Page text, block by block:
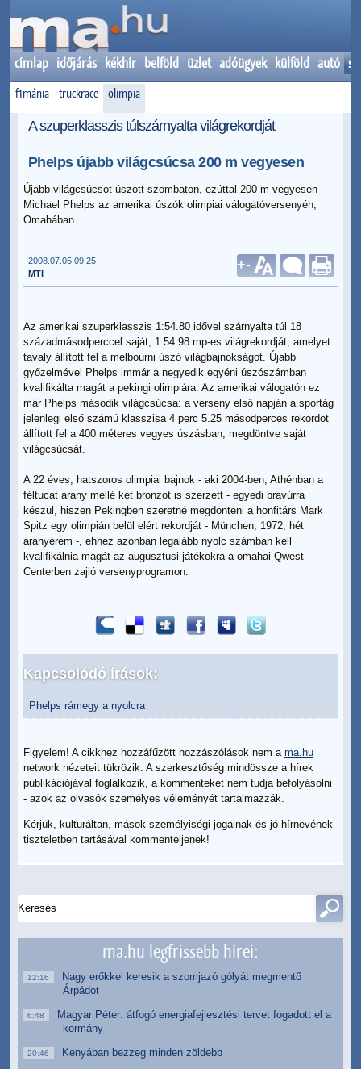
címlap időjárás kékhír belföld üzlet adóügyek külföld autó
f1mánia truckrace olimpia
A szuperklasszis túlszárnyalta világrekordját
Phelps újabb világcsúcsa 200 m vegyesen
Újabb világcsúcsot úszott szombaton, ezúttal 200 m vegyesen
Michael Phelps az amerikai úszók olimpiai válogatóversenyén,
Omahában.
2008.07.05 09:25
MTI
+-
Az amerikai szuperklasszis 1:54.80 idővel szárnyalta túl 18
századmásodperccel saját, 1:54.98 mp-es világrekordját, amelyet
tavaly állított fel a melbourni úszó világbajnokságot. Újabb
győzelmével Phelps immár a negyedik egyéni úszószámban
kvalifikálta magát a pekingi olimpiára. Az amerikai válogatón ez
már Phelps második világcsúcsa: a verseny első napján a sportág
jelenlegi első számú klasszisa 4 perc 5.25 másodperces rekordot
állított fel a 400 méteres vegyes úszásban, megdöntve saját
világcsúcsát.
A 22 éves, hatszoros olimpiai bajnok - aki 2004-ben, Athénban a
féltucat arany mellé két bronzot is szerzett - egyedi bravúrra
készül, hiszen Pekingben szeretné megdönteni a honfitárs Mark
Spitz egy olimpián belül elért rekordját - München, 1972, hét
aranyérem -, ehhez azonban legalább nyolc számban kell
kvalifikálnia magát az augusztusi játékokra a omahai Qwest
Centerben zajló versenyprogramon.
Kapcsolódó írások:
Phelps rámegy a nyolcra
Figyelem! A cikkhez hozzáfűzött hozzászólások nem a ma.hu
network nézeteit tükrözik. A szerkesztőség mindössze a hírek
publikációjával foglalkozik, a kommenteket nem tudja befolyásolni
- azok az olvasók személyes véleményét tartalmazzák.
Kérjük, kulturáltan, mások személyiségi jogainak és jó hírnevének
tiszteletben tartásával kommenteljenek!
ma.hu legfrissebb hírei:
12:16
Nagy erőkkel keresik a szomjazó gólyát megmentő
Árpádot
6:48
Magyar Péter: átfogó energiafejlesztési tervet fogadott el a
kormány
20:46 Kenyában bezzeg minden zöldebb